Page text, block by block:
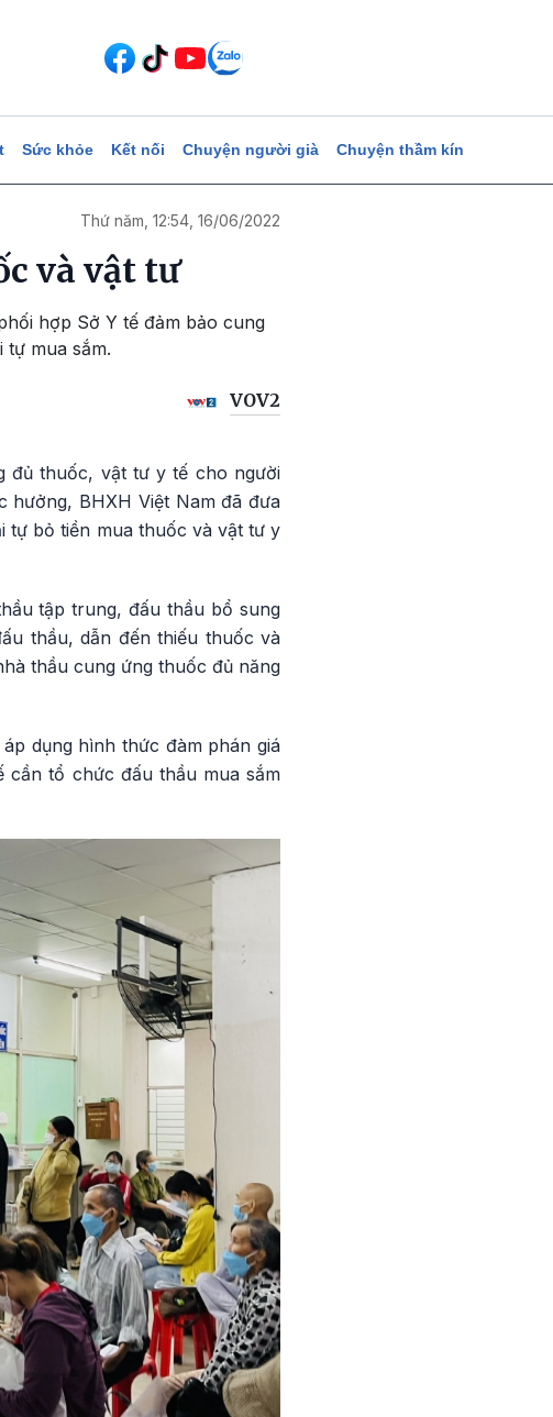
Sức khỏe Kết nối Chuyện người già Chuyện thầm kín
Thứ năm, 12:54, 16/06/2022
và vật tư
hợp Sở Y tế đảm bảo cung
mua sắm.
VOV2
đủ thuốc, vật tư y tế cho người
hưởng, BHXH Việt Nam đã đưa
tự bỏ tiền mua thuốc và vật tư y
tập trung, đấu thầu bổ sung
thầu, dẫn đến thiếu thuốc và
thầu cung ứng thuốc đủ năng
dụng hình thức đàm phán giá
tổ chức đấu thầu mua sắm